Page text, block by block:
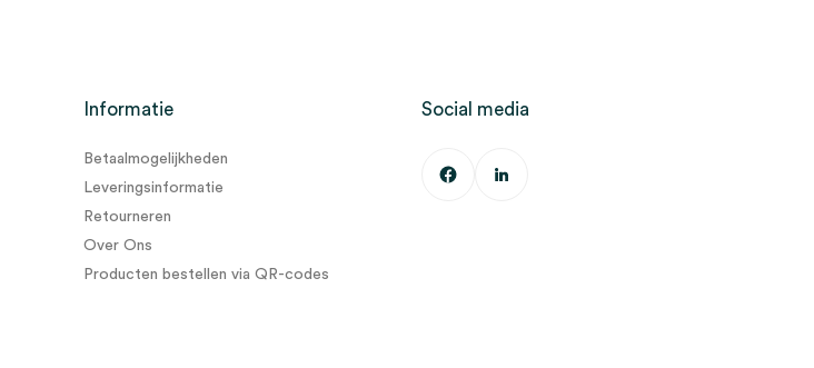
Informatie
Betaalmogelijkheden
Leveringsinformatie
Retourneren
Over Ons
Producten bestellen via QR-codes
Social media